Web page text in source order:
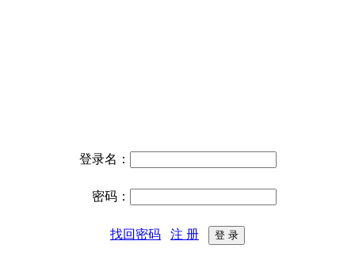
登录名：
密码：
找回密码 注 册